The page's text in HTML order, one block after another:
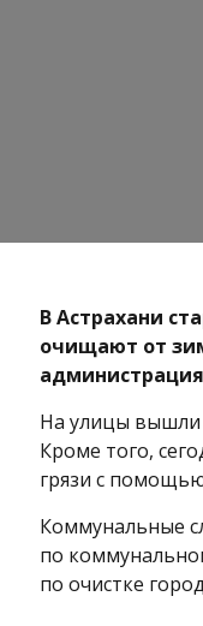
В Астрахани
очищают от
На улицы вышли
Кроме того,
грязи с
Коммунальные
по
по очистке